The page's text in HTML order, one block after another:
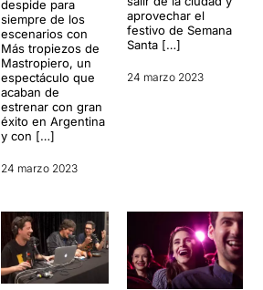
despide para
siempre de los
escenarios con
Más tropiezos de
Mastropiero, un
espectáculo que
acaban de
estrenar con gran
éxito en Argentina
y con […]
24 marzo 2023
aprovechar el
festivo de Semana
Santa […]
24 marzo 2023